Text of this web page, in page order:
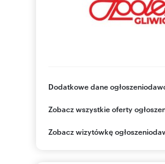
Dodatkowe dane
Gliwice
PL
Zobacz wszystkie oferty
Zobacz wizytówkę